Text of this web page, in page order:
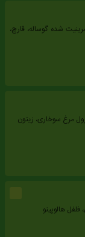
شده گوساله، قارچ،
رول مرغ سوخاری، زیتون
فلفل هالوپینو